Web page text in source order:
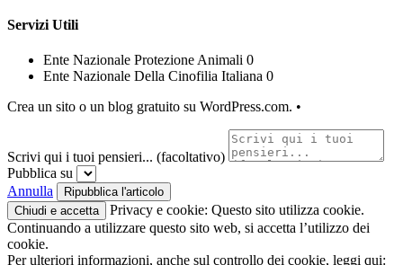
Servizi Utili
Ente Nazionale Protezione Animali 0
Ente Nazionale Della Cinofilia Italiana 0
Crea un sito o un blog gratuito su WordPress.com. •
Scrivi qui i tuoi pensieri... (facoltativo)
Pubblica su
Annulla
Privacy e cookie: Questo sito utilizza cookie.
Continuando a utilizzare questo sito web, si accetta l’utilizzo dei
cookie.
Per ulteriori informazioni, anche sul controllo dei cookie, leggi qui: